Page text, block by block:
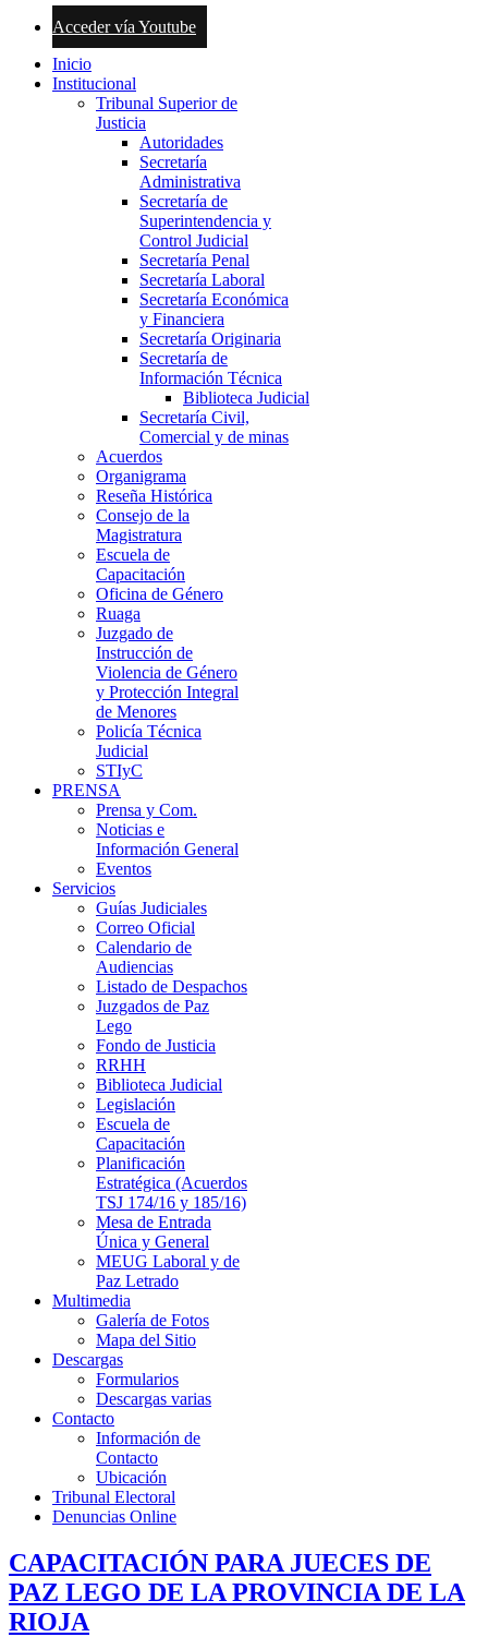
Acceder vía Youtube
Inicio
Institucional
Tribunal Superior de
Justicia
Autoridades
Secretaría
Administrativa
Secretaría de
Superintendencia y
Control Judicial
Secretaría Penal
Secretaría Laboral
Secretaría Económica
y Financiera
Secretaría Originaria
Secretaría de
Información Técnica
Biblioteca Judicial
Secretaría Civil,
Comercial y de minas
Acuerdos
Organigrama
Reseña Histórica
Consejo de la
Magistratura
Escuela de
Capacitación
Oficina de Género
Ruaga
Juzgado de
Instrucción de
Violencia de Género
y Protección Integral
de Menores
Policía Técnica
Judicial
STIyC
PRENSA
Prensa y Com.
Noticias e
Información General
Eventos
Servicios
Guías Judiciales
Correo Oficial
Calendario de
Audiencias
Listado de Despachos
Juzgados de Paz
Lego
Fondo de Justicia
RRHH
Biblioteca Judicial
Legislación
Escuela de
Capacitación
Planificación
Estratégica (Acuerdos
TSJ 174/16 y 185/16)
Mesa de Entrada
Única y General
MEUG Laboral y de
Paz Letrado
Multimedia
Galería de Fotos
Mapa del Sitio
Descargas
Formularios
Descargas varias
Contacto
Información de
Contacto
Ubicación
Tribunal Electoral
Denuncias Online
CAPACITACIÓN PARA JUECES DE
PAZ LEGO DE LA PROVINCIA DE LA
RIOJA